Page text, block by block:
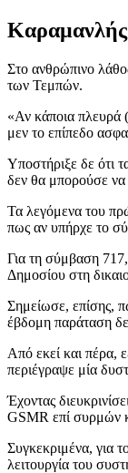
Καραμανλής
Στο ανθρώπινο
των Τεμπών.
«Αν κάποια πλευρά
μεν το επίπεδο
Υποστήριξε δε ότι
δεν θα μπορούσε να
Τα λεγόμενα του
πως αν υπήρχε το
Για τη σύμβαση
Δημοσίου στη
Σημείωσε, επίσης,
έβδομη παράταση
Από εκεί και πέρα,
περιέγραψε μία
Έχοντας
GSMR επί συρμών
Συγκεκριμένα, για
λειτουργία του